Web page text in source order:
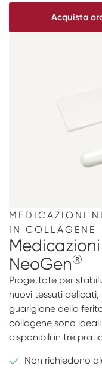
Acquista
MEDICAZIONI
IN COLLAGENE
NeoGen®
Progettate per
nuovi tessuti
guarigione della
collagene sono
disponibili in tre
Non richiedono